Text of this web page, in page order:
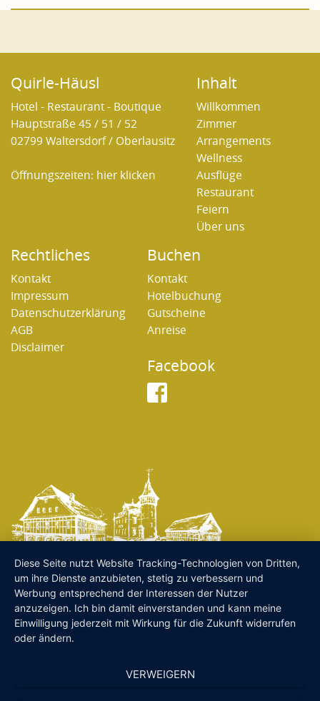
Quirle-Häusl
Hotel - Restaurant - Boutique
Hauptstraße 45 / 51 / 52
02799 Waltersdorf / Oberlausitz
Öffnungszeiten: hier klicken
Inhalt
Willkommen
Zimmer
Arrangements
Wellness
Ausflüge
Restaurant
Feiern
Über uns
Rechtliches
Kontakt
Impressum
Datenschutzerklärung
AGB
Disclaimer
Buchen
Kontakt
Hotelbuchung
Gutscheine
Anreise
Facebook
Diese Seite nutzt Website Tracking-Technologien von Dritten,
um ihre Dienste anzubieten, stetig zu verbessern und
Werbung entsprechend der Interessen der Nutzer
anzuzeigen. Ich bin damit einverstanden und kann meine
Einwilligung jederzeit mit Wirkung für die Zukunft widerrufen
oder ändern.
VERWEIGERN